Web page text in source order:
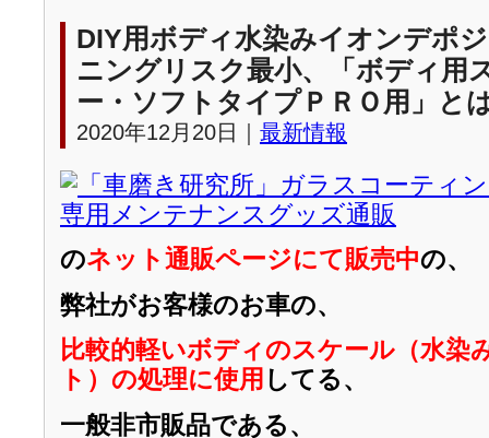
DIY用ボディ水染みイオンデポ
ニングリスク最小、「ボディ用
ー・ソフトタイプＰＲＯ用」と
2020年12月20日｜ 最新情報
のネット通販ページにて販売中の、
弊社がお客様のお車の、
比較的軽いボディのスケール（水染
ト）の処理に使用 してる、
一般非市販品である、